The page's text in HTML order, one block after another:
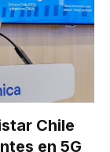
Chile
en 5G